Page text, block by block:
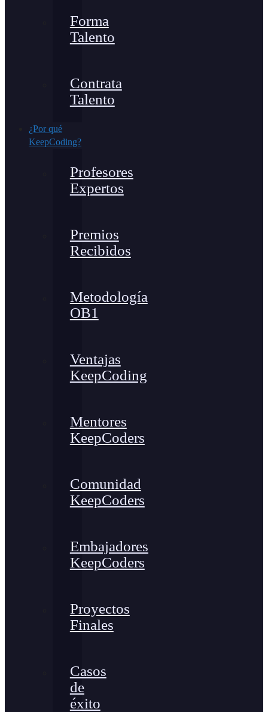
Forma
Talento
Contrata
Talento
¿Por qué
KeepCoding?
Profesores
Expertos
Premios
Recibidos
Metodología
OB1
Ventajas
KeepCoding
Mentores
KeepCoders
Comunidad
KeepCoders
Embajadores
KeepCoders
Proyectos
Finales
Casos
de
éxito